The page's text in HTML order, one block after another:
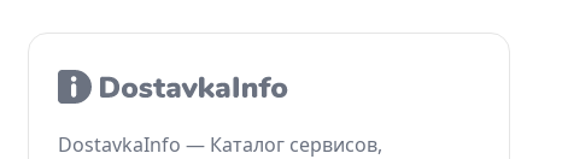
DostavkaInfo — Каталог сервисов,